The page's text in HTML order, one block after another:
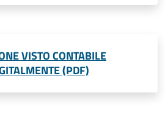
VISTO CONTABILE
(PDF)